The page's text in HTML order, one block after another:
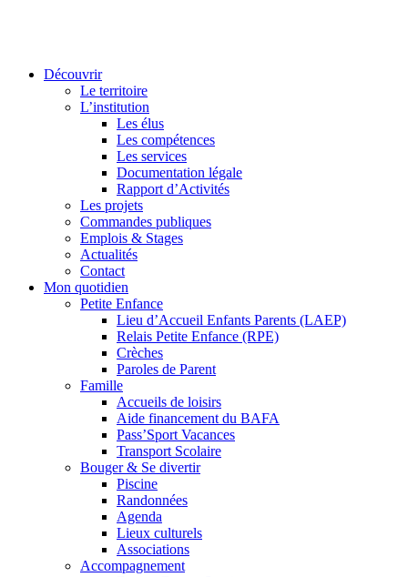
Découvrir
Le territoire
L’institution
Les élus
Les compétences
Les services
Documentation légale
Rapport d’Activités
Les projets
Commandes publiques
Emplois & Stages
Actualités
Contact
Mon quotidien
Petite Enfance
Lieu d’Accueil Enfants Parents (LAEP)
Relais Petite Enfance (RPE)
Crèches
Paroles de Parent
Famille
Accueils de loisirs
Aide financement du BAFA
Pass’Sport Vacances
Transport Scolaire
Bouger & Se divertir
Piscine
Randonnées
Agenda
Lieux culturels
Associations
Accompagnement